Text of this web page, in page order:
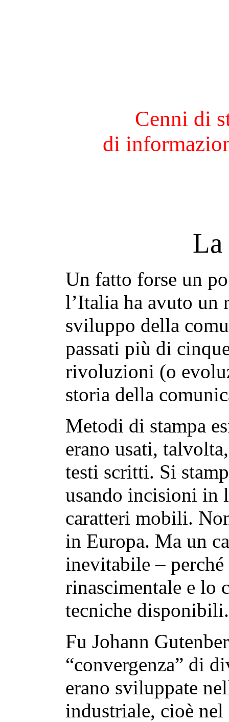
Cenni di
di
La
Un fatto forse un
l’Italia ha avuto un
sviluppo della
passati più di
rivoluzioni (o
storia della
Metodi di stampa
erano usati,
testi scritti. Si
usando incisioni in
caratteri mobili.
in Europa. Ma un
inevitabile –
rinascimentale e lo
tecniche disponibili.
Fu Johann
“convergenza” di
erano sviluppate
industriale, cioè